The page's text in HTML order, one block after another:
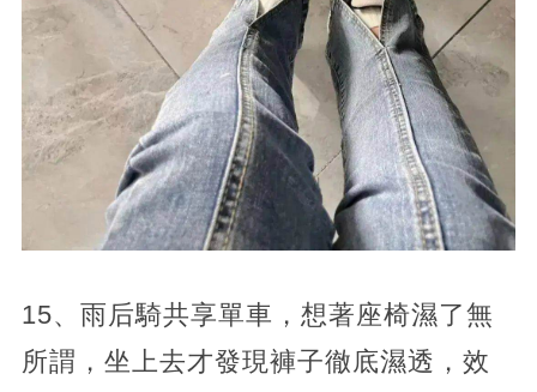
15、雨后騎共享單車，想著座椅濕了無
所謂，坐上去才發現褲子徹底濕透，效